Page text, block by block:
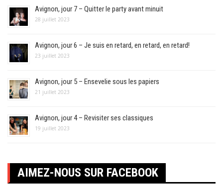
Avignon, jour 7 – Quitter le party avant minuit
28 juillet 2023
Avignon, jour 6 – Je suis en retard, en retard, en retard!
23 juillet 2023
Avignon, jour 5 – Ensevelie sous les papiers
21 juillet 2023
Avignon, jour 4 – Revisiter ses classiques
19 juillet 2023
AIMEZ-NOUS SUR FACEBOOK